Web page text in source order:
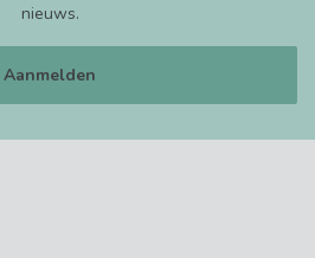
nieuws.
Aanmelden